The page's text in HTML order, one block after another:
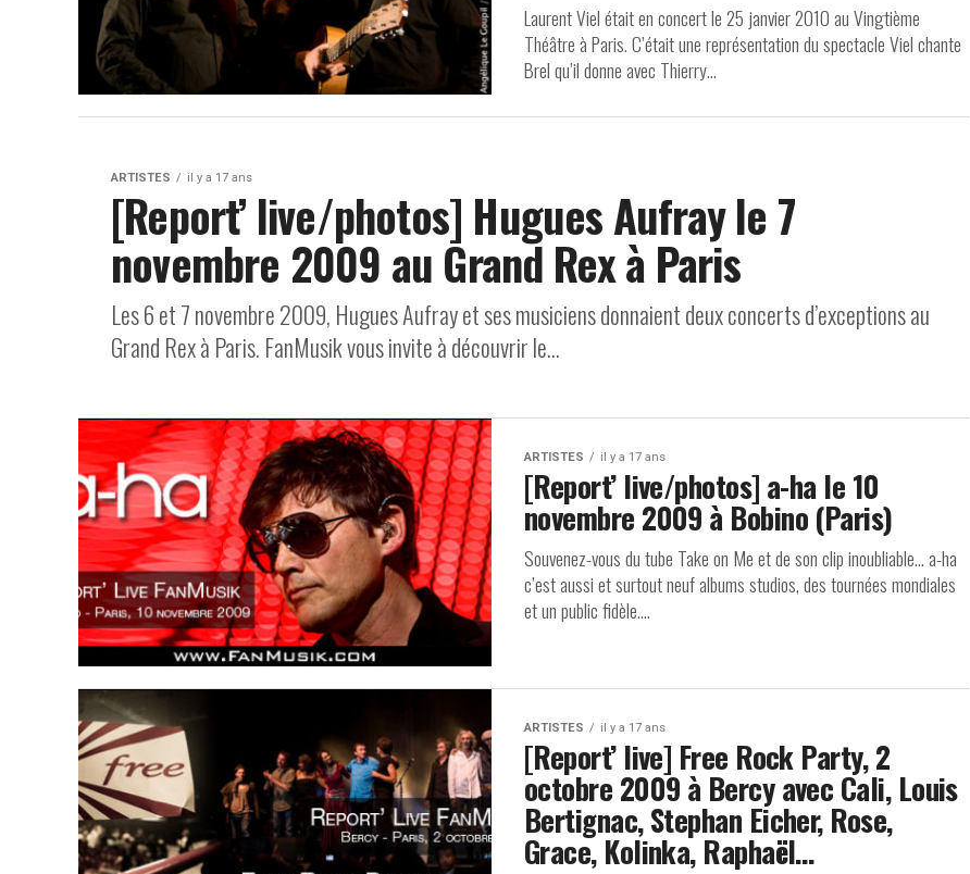
Laurent Viel était en concert le 25 janvier 2010 au Vingtième
Théâtre à Paris. C’était une représentation du spectacle Viel chante
Brel qu’il donne avec Thierry...
ARTISTES il y a 17 ans
[Report’ live/photos] Hugues Aufray le 7
novembre 2009 au Grand Rex à Paris
Les 6 et 7 novembre 2009, Hugues Aufray et ses musiciens donnaient deux concerts d’exceptions au
Grand Rex à Paris. FanMusik vous invite à découvrir le...
ARTISTES il y a 17 ans
[Report’ live/photos] a-ha le 10
novembre 2009 à Bobino (Paris)
Souvenez-vous du tube Take on Me et de son clip inoubliable… a-ha
c’est aussi et surtout neuf albums studios, des tournées mondiales
et un public fidèle....
ARTISTES il y a 17 ans
[Report’ live] Free Rock Party, 2
octobre 2009 à Bercy avec Cali, Louis
Bertignac, Stephan Eicher, Rose,
Grace, Kolinka, Raphaël…